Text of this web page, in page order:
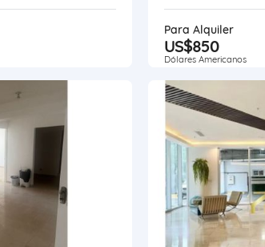
Para Alquiler
US$850
Dólares Americanos